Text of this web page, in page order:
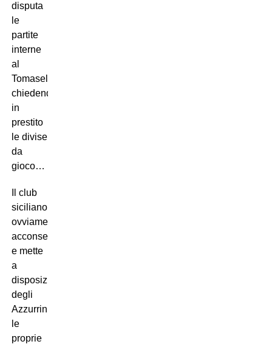
disputa
le
partite
interne
al
Tomaselli,
chiedendo
in
prestito
le divise
da
gioco…
Il club
siciliano
ovviamente
acconsente
e mette
a
disposizione
degli
Azzurrini
le
proprie